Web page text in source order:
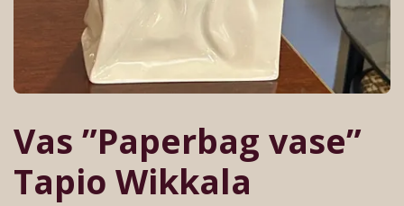
Vas ”Paperbag vase”
Tapio Wikkala